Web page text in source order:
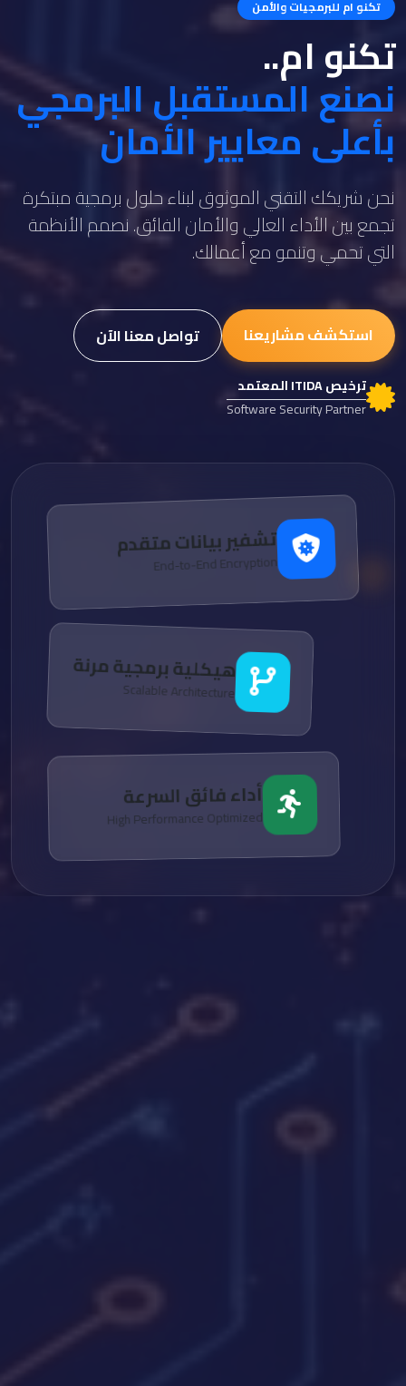
تكنو ام للبرمجيات والأمن
تكنو ام..
نصنع المستقبل البرمجي
بأعلى معايير الأمان
نحن شريكك التقني الموثوق لبناء حلول برمجية مبتكرة
تجمع بين الأداء العالي والأمان الفائق. نصمم الأنظمة
التي تحمي وتنمو مع أعمالك.
استكشف مشاريعنا تواصل معنا الآن
ترخيص ITIDA المعتمد
Software Security Partner
تشفير بيانات متقدم
End-to-End Encryption
هيكلية برمجية مرنة
Scalable Architecture
أداء فائق السرعة
High Performance Optimized